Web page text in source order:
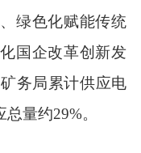
绿色化赋能传统
国企改革创新发
务局累计供应电
量约29%。